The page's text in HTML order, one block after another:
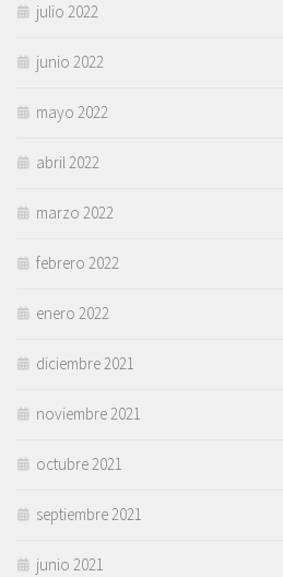
julio 2022
junio 2022
mayo 2022
abril 2022
marzo 2022
febrero 2022
enero 2022
diciembre 2021
noviembre 2021
octubre 2021
septiembre 2021
junio 2021